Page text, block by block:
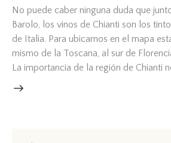
No puede caber ninguna duda que
Barolo, los vinos de Chianti son los
de Italia. Para ubicarnos en el mapa
mismo de la Toscana, al sur de
La importancia de la región de Chianti